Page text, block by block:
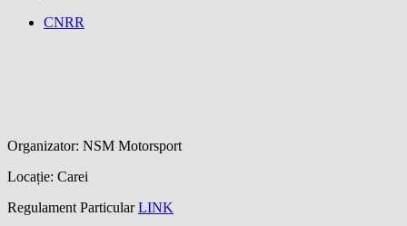
CNRR
Organizator: NSM Motorsport
Locație: Carei
Regulament ParticularLINK